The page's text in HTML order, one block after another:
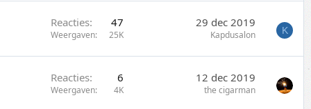
Reacties 47
Weergaven 25K
29 dec 2019
Kapdusalon K
Reacties 6
Weergaven 4K
12 dec 2019
the cigarman